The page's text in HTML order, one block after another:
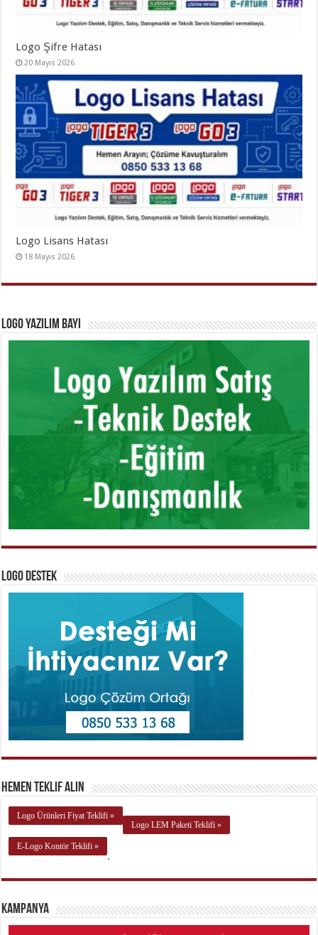
Logo Şifre Hatası
20 Mayıs 2026
Logo Lisans Hatası
18 Mayıs 2026
Logo Yazılım Bayi
Logo Destek
Hemen Teklif Alın
Logo Ürünleri Fiyat Teklifi »
Logo LEM Paketi Teklifi »
E-Logo Kontör Teklifi »
.
Kampanya